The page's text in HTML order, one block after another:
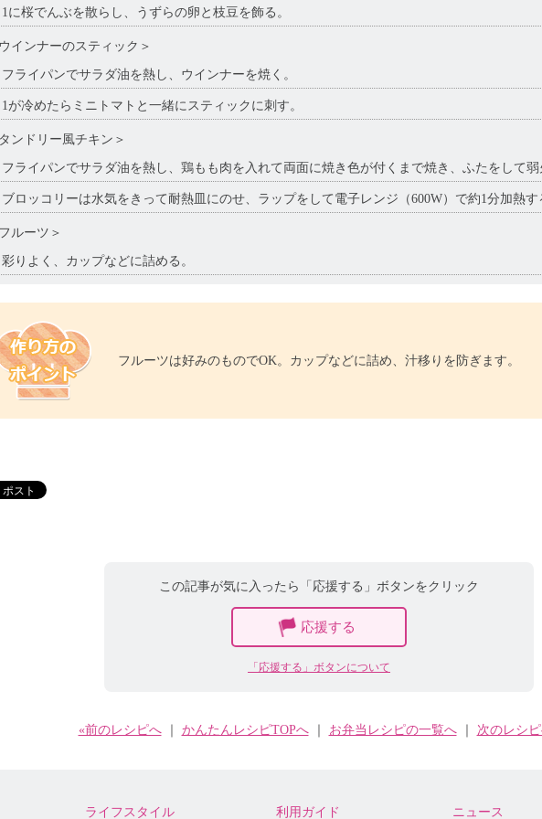
1に桜でんぶを散らし、うずらの卵と枝豆を飾る。
インナーのスティック＞
フライパンでサラダ油を熱し、ウインナーを焼く。
1が冷めたらミニトマトと一緒にスティックに刺す。
ンドリー風チキン＞
フライパンでサラダ油を熱し、鶏もも肉を入れて両面に焼き色が付くまで焼き、ふたをして弱
ブロッコリーは水気をきって耐熱皿にのせ、ラップをして電子レンジ（600W）で約1分加熱す
ルーツ＞
彩りよく、カップなどに詰める。
フルーツは好みのものでOK。カップなどに詰め、汁移りを防ぎます。
この記事が気に入ったら「応援する」ボタンをクリック
応援する
「応援する」ボタンについて
«前のレシピへ｜ かんたんレシピTOPへ｜ お弁当レシピの一覧へ｜ 次のレシ
ライフスタイル 利用ガイド ニュース